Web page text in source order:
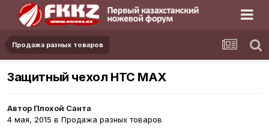
Продажа разных товаров
Защитный чехол HTC MAX
Автор Плохой Санта
4 мая, 2015 в Продажа разных товаров